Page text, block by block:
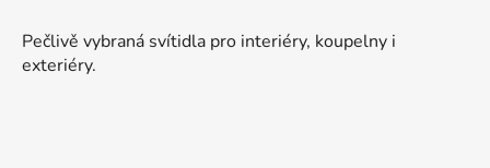
Pečlivě vybraná svítidla pro interiéry, koupelny i
exteriéry.